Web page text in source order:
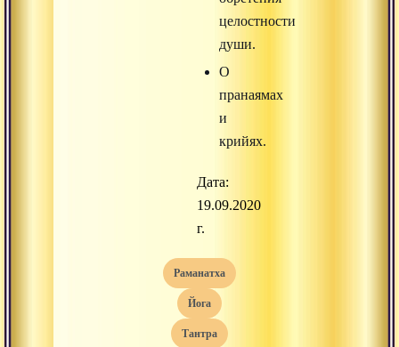
целостности
души.
О
пранаямах
и
крийях.
Дата:
19.09.2020
г.
раманатха
йога
тантра